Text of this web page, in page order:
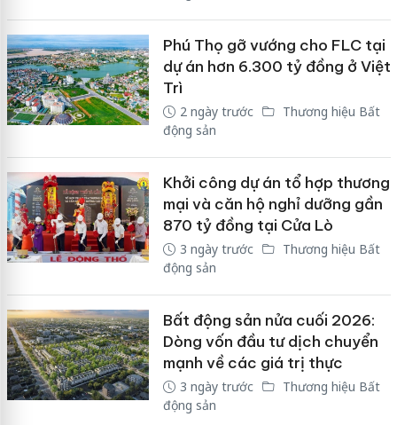
Phú Thọ gỡ vướng cho FLC tại
dự án hơn 6.300 tỷ đồng ở Việt
Trì
2 ngày trước
Thương hiệu Bất
động sản
Khởi công dự án tổ hợp thương
mại và căn hộ nghỉ dưỡng gần
870 tỷ đồng tại Cửa Lò
3 ngày trước
Thương hiệu Bất
động sản
Bất động sản nửa cuối 2026:
Dòng vốn đầu tư dịch chuyển
mạnh về các giá trị thực
3 ngày trước
Thương hiệu Bất
động sản